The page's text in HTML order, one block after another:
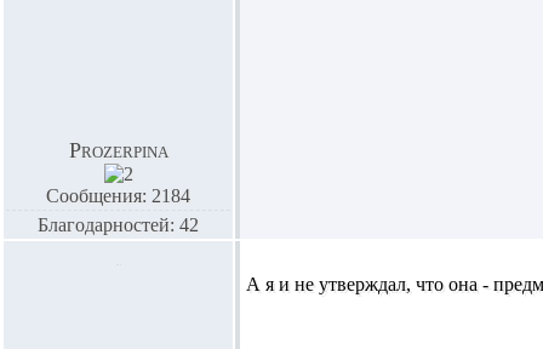
Prozerpina
Сообщения: 2184
Благодарностей: 42
А я и не утверждал, что она -